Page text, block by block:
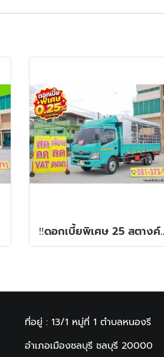
‼️ดอกเบี้ยพิเศษ 25 สตางค์ต่
ที่อยู่ : 13/1 หมู่ที่ 1 ตำบลหนองรี
อำเภอเมืองชลบุรี ชลบุรี 20000